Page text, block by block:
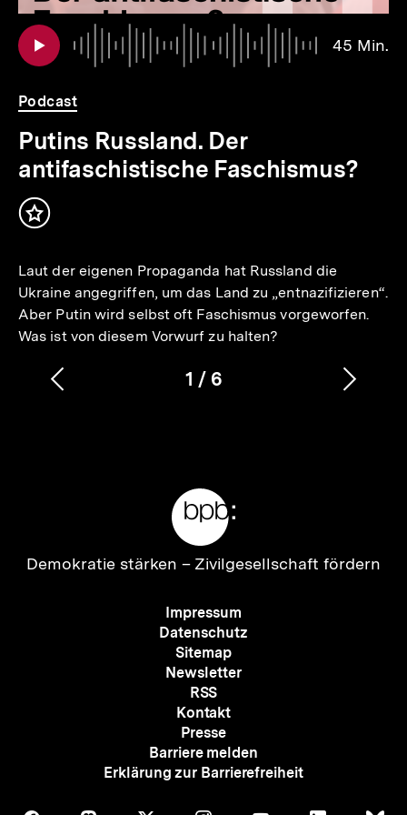
45 Min.
Podcast
Putins Russland. Der
antifaschistische Faschismus?
Inhalt
Laut der eigenen Propaganda hat Russland die
Ukraine angegriffen, um das Land zu „entnazifizieren“.
Aber Putin wird selbst oft Faschismus vorgeworfen.
Was ist von diesem Vorwurf zu halten?
Karussellinhalt
1
von
/ 6
Vorherigen
Zur
Demokratie stärken – Zivilgesellschaft fördern
Meta-
Navigation
Impressum
Datenschutz
Sitemap
Newsletter
RSS
Kontakt
Presse
Barriere melden
Erklärung zur Barrierefreiheit